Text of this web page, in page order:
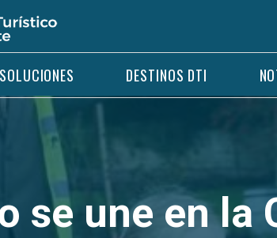
DESTINOS DTI
se une en la